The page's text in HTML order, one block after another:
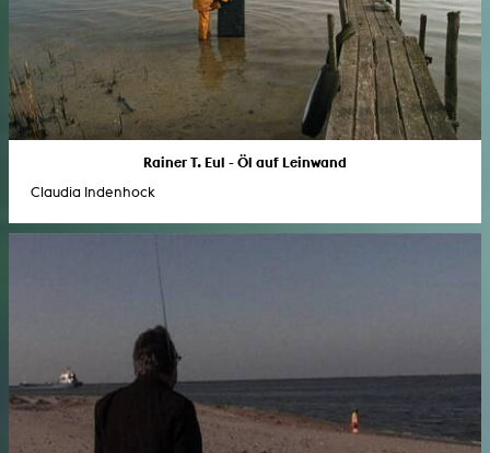
Rainer T. Eul - Öl auf Leinwand
Claudia Indenhock